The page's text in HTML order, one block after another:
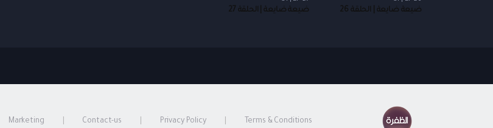
ضيعة ضايعة | الحلقة 26 ضيعة ضايعة | الحلقة 27
Terms & Conditions
Privacy Policy
Contact-us
Marketing